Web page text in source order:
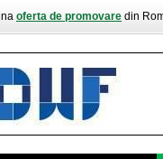
oferta de promovare din